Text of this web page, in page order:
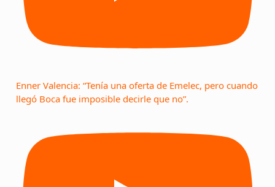
Enner Valencia: “Tenía una oferta de Emelec, pero cuando
llegó Boca fue imposible decirle que no”.